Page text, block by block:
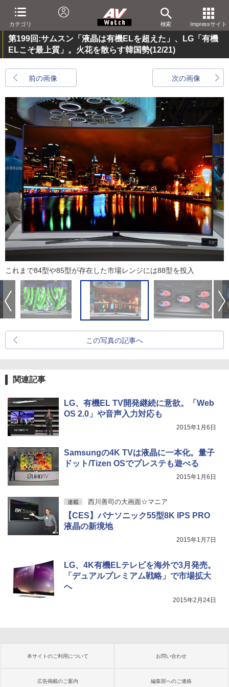
カテゴリ 検索 Impressサイト
第199回:サムスン「液晶は有機ELを超えた」、LG「有機
ELこそ最上質」。火花を散らす韓国勢(12/21)
前の画像 次の画像
これまで84型や85型が存在した市場レンジには88型を投入
この写真の記事へ
関連記事
LG、有機EL TV開発継続に意欲。「Web
OS 2.0」や音声入力対応も
2015年1月6日
Samsungの4K TVは液晶に一本化。量子
ドット/Tizen OSでプレステも遊べる
2015年1月6日
連載 西川善司の大画面☆マニア
【CES】パナソニック55型8K IPS PRO
液晶の新境地
2015年1月7日
LG、4K有機ELテレビを海外で3月発売。
「デュアルプレミアム戦略」で市場拡大
へ
2015年2月24日
本サイトのご利用について お問い合わせ
広告掲載のご案内 編集部へのご連絡